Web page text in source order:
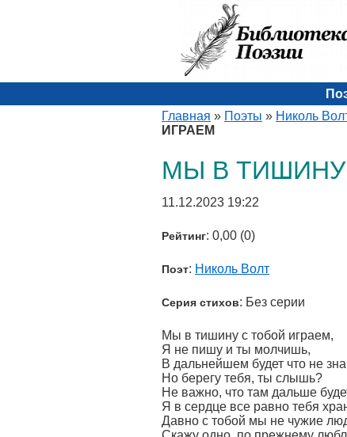
Главная » Поэты » Николь
ИГРАЕМ
МЫ В
11.12.2023 19:22
Рейтинг: 0,00 (0)
Поэт: Николь Волт
Серия стихов: Без серии
Мы в тишину с тобой играем,
Я не пишу и ты молчишь,
В дальнейшем будет что не
Но берегу тебя, ты слышь?
Не важно, что там дальше
Я в сердце все равно тебя
Давно с тобой мы не чужие